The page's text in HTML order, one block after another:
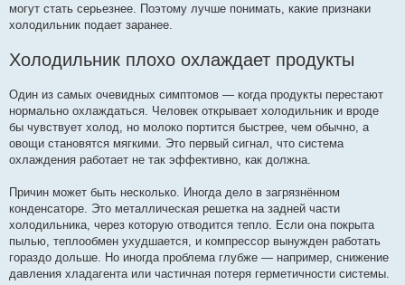
могут стать серьезнее. Поэтому лучше понимать, какие признаки
холодильник подает заранее.
Холодильник плохо охлаждает продукты
Один из самых очевидных симптомов — когда продукты перестают
нормально охлаждаться. Человек открывает холодильник и вроде
бы чувствует холод, но молоко портится быстрее, чем обычно, а
овощи становятся мягкими. Это первый сигнал, что система
охлаждения работает не так эффективно, как должна.
Причин может быть несколько. Иногда дело в загрязнённом
конденсаторе. Это металлическая решетка на задней части
холодильника, через которую отводится тепло. Если она покрыта
пылью, теплообмен ухудшается, и компрессор вынужден работать
гораздо дольше. Но иногда проблема глубже — например, снижение
давления хладагента или частичная потеря герметичности системы.